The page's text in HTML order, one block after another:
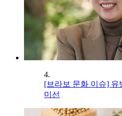
4.
[브라보 문화 이슈] 유
미선